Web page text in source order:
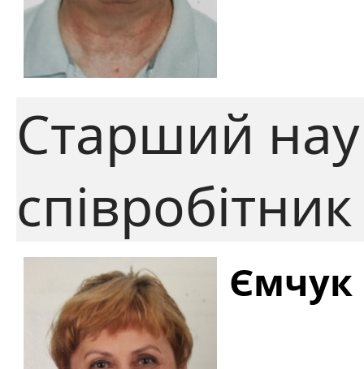
Старший
співробітник
Ємчук